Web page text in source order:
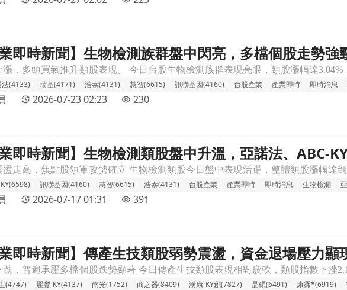
多檔個股走勢強勁，市場聚焦精準醫療前景文章頁
即時新聞】生物檢測族群盤中閃亮，多檔個股走勢強
法(4133) 瑞基(4171) 浩泰(4131) 慧智(6615) 訊聯基因(4160) 台股產業 產業即時 即時消息
2026-07-23 02:23 230
亞諾法、ABC-KY領漲吸睛，資金聚焦個股表現文章頁
即時新聞】生物檢測類股盤中升溫，亞諾法、ABC-
訊聯基因(4160) 慧智(6615) 浩泰(4131) 台股產業 產業即時 即時消息 生物檢測
2026-07-17 01:31 391
資金退場壓力顯現文章頁
即時新聞】傳產生技類股弱勢震盪，資金退場壓力顯
(4747) 麗豐-KY(4137) 南光(1752) 商之器(8409) 漢康-KY創(7827) 晶碩(6491) 康霈*(6919)